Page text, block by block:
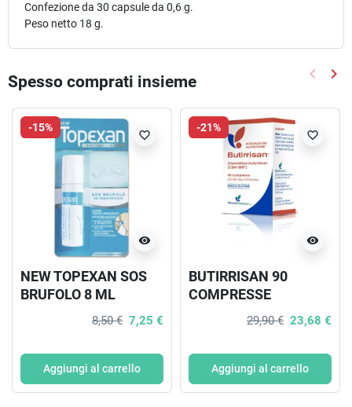
Confezione da 30 capsule da 0,6 g.
Peso netto 18 g.
Spesso comprati insieme keyboard_arrow_left keyboard_arrow_right
-15%
visibility
favorite_border
NEW TOPEXAN SOS
BRUFOLO 8 ML
8,50 € 7,25 €
Aggiungi al carrello
-21%
visibility
favorite_border
BUTIRRISAN 90
COMPRESSE
29,90 € 23,68 €
Aggiungi al carrello